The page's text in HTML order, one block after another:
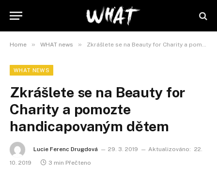
Home » WHAT news » Zkrášlete se na Beauty for Charity a pomozte handicapovaným dětem
WHAT NEWS
Zkrášlete se na Beauty for
Charity a pomozte
handicapovaným dětem
Lucie Ferenc Drugdová 29. 3. 2019 Aktualizováno: 22.
10. 2019
3 min Přečteno